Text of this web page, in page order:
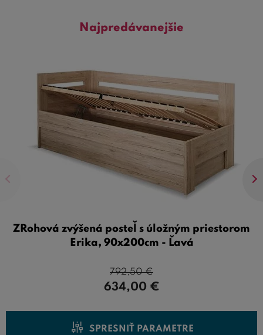
Najpredávanejšie
ZRohová zvýšená posteľ s úložným priestorom
Erika, 90x200cm - Ľavá
792,50€
634,00 €
SPRESNIŤ PARAMETRE